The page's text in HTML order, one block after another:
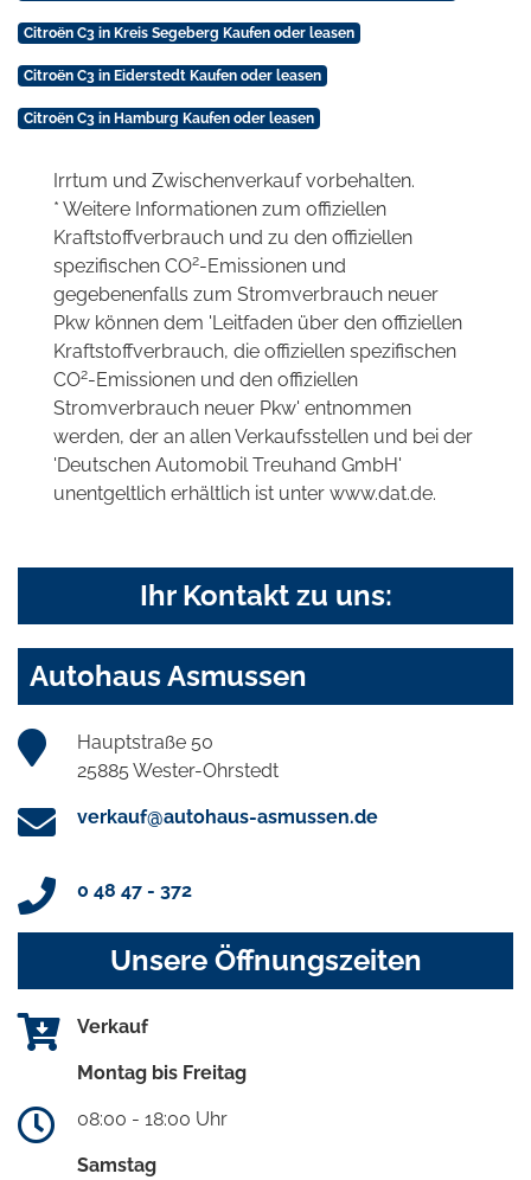
Citroën C3 in Kreis Segeberg Kaufen oder leasen
Citroën C3 in Eiderstedt Kaufen oder leasen
Citroën C3 in Hamburg Kaufen oder leasen
Irrtum und Zwischenverkauf vorbehalten.
* Weitere Informationen zum offiziellen
Kraftstoffverbrauch und zu den offiziellen
spezifischen CO2-Emissionen und
gegebenenfalls zum Stromverbrauch neuer
Pkw können dem 'Leitfaden über den offiziellen
Kraftstoffverbrauch, die offiziellen spezifischen
CO2-Emissionen und den offiziellen
Stromverbrauch neuer Pkw' entnommen
werden, der an allen Verkaufsstellen und bei der
'Deutschen Automobil Treuhand GmbH'
unentgeltlich erhältlich ist unter www.dat.de.
Ihr Kontakt zu uns:
Autohaus Asmussen
Hauptstraße 50
25885 Wester-Ohrstedt
verkauf@autohaus-asmussen.de
0 48 47 - 372
Unsere Öffnungszeiten
Verkauf
Montag bis Freitag
08:00 - 18:00 Uhr
Samstag